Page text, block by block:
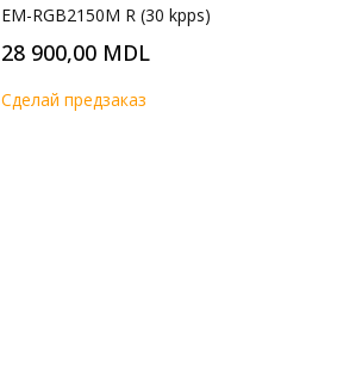
EM-RGB2150M R (30 kpps)
28 900,00 MDL
Cделай предзаказ